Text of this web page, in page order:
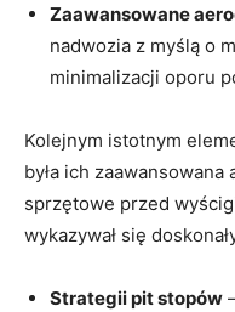
Zaawansowane
nadwozia z myślą o
minimalizacji oporu
Kolejnym istotnym
była ich
sprzętowe przed
wykazywał się
Strategii pit stopów